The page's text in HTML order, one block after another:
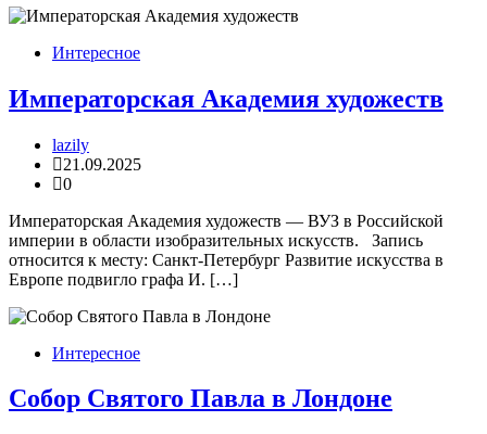
Интересное
Императорская Академия художеств
lazily
21.09.2025
0
Императорская Академия художеств — ВУЗ в Российской
империи в области изобразительных искусств. Запись
относится к месту: Санкт-Петербург Развитие искусства в
Европе подвигло графа И. […]
Интересное
Собор Святого Павла в Лондоне